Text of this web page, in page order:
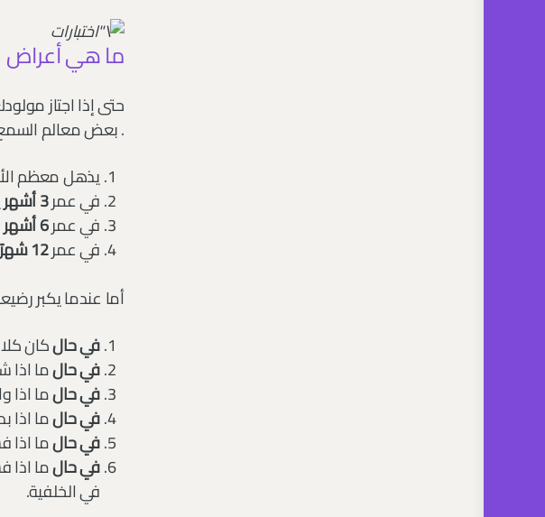
ما هي أعراض
حتى إذا اجتاز
. بعض معالم السمع
يذهل معظم
في عمر3 أشهر
في عمر6 أشهر
في عمر12 شهرًا
أما عندما يكبر
في حالكان
في حالما اذا
في حالما اذا
في حالما اذا
في حالما
في حالما اذا
في الخلفية.